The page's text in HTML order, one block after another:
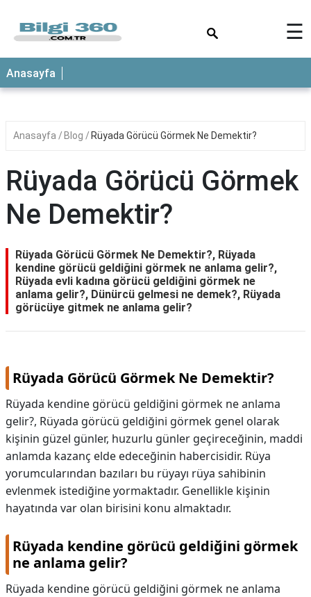
ANASAYFA
☰
Anasayfa
Anasayfa Blog Rüyada Görücü Görmek Ne Demektir?
Rüyada Görücü Görmek
Ne Demektir?
Rüyada Görücü Görmek Ne Demektir?, Rüyada
kendine görücü geldiğini görmek ne anlama gelir?,
Rüyada evli kadına görücü geldiğini görmek ne
anlama gelir?, Dünürcü gelmesi ne demek?, Rüyada
görücüye gitmek ne anlama gelir?
Rüyada Görücü Görmek Ne Demektir?
Rüyada kendine görücü geldiğini görmek ne anlama
gelir?, Rüyada görücü geldiğini görmek genel olarak
kişinin güzel günler, huzurlu günler geçireceğinin, maddi
anlamda kazanç elde edeceğinin habercisidir. Rüya
yorumcularından bazıları bu rüyayı rüya sahibinin
evlenmek istediğine yormaktadır. Genellikle kişinin
hayatında var olan birisini konu almaktadır.
Rüyada kendine görücü geldiğini görmek
ne anlama gelir?
Rüyada kendine görücü geldiğini görmek ne anlama